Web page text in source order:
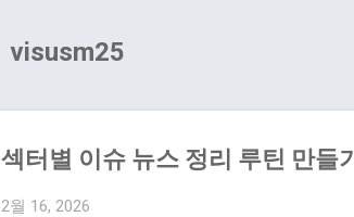
visusm25
섹터별 이슈 뉴스 정리 루틴 만들기
2월 16, 2026